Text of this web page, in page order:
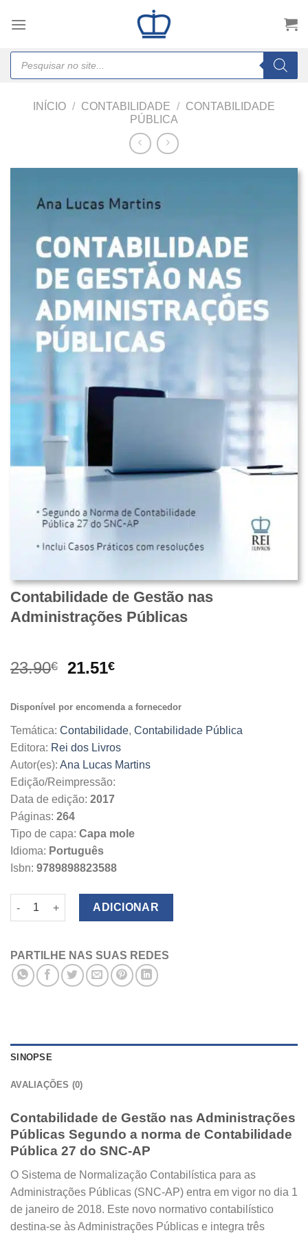
Products
search
INÍCIO / CONTABILIDADE /
CONTABILIDADE
PÚBLICA
Contabilidade de Gestão nas
Administrações Públicas
23.90€
O
original
23.90€.
21.51€O
atual
21.51€.
Disponível por encomenda a fornecedor
Temática: Contabilidade, Contabilidade Pública
Editora: Rei dos Livros
Autor(es): Ana Lucas Martins
Edição/Reimpressão:
Data de edição: 2017
Páginas: 264
Tipo de capa: Capa mole
Idioma: Português
Isbn: 9789898823588
Quantidade de Contabilidade de Gestão nas Administrações
ADICIONAR
PARTILHE NAS SUAS REDES
SINOPSE
AVALIAÇÕES (0)
Contabilidade de Gestão nas Administrações
Públicas Segundo a norma de Contabilidade
Pública 27 do SNC-AP
O Sistema de Normalização Contabilística para as
Administrações Públicas (SNC-AP) entra em vigor no dia 1
de janeiro de 2018. Este novo normativo contabilístico
destina-se às Administrações Públicas e integra três